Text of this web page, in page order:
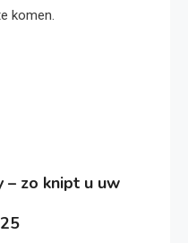
komen.
zo knipt u uw